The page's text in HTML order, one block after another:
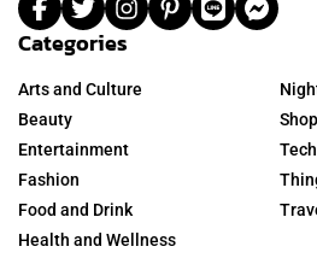
Categories
Arts and Culture
Beauty
Entertainment
Fashion
Food and Drink
Health and Wellness
Tech